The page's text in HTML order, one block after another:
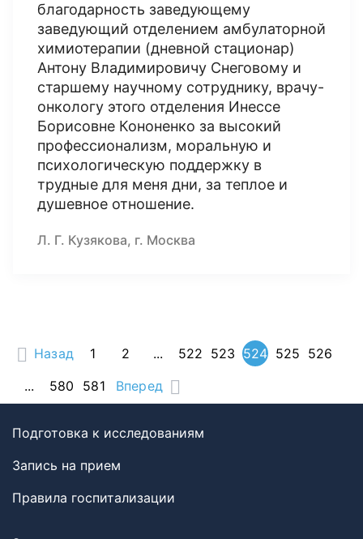
благодарность заведующему
заведующий отделением амбулаторной
химиотерапии (дневной стационар)
Антону Владимировичу Снеговому и
старшему научному сотруднику, врачу-
онкологу этого отделения Инессе
Борисовне Кононенко за высокий
профессионализм, моральную и
психологическую поддержку в
трудные для меня дни, за теплое и
душевное отношение.
Л. Г. Кузякова, г. Москва
Назад 1 2 ... 522 523 524 525 526
...
580 581 Вперед
Подготовка к исследованиям
Запись на прием
Правила госпитализации